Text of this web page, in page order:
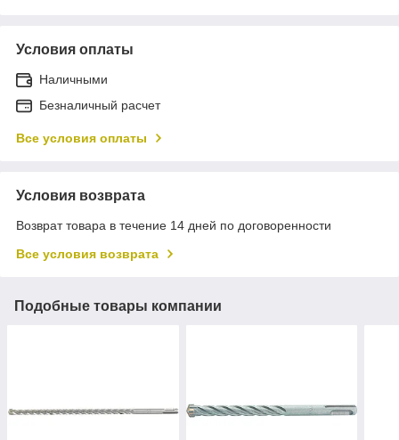
Условия оплаты
Наличными
Безналичный расчет
Все условия оплаты
Условия возврата
Возврат товара в течение 14 дней по договоренности
Все условия возврата
Подобные товары компании